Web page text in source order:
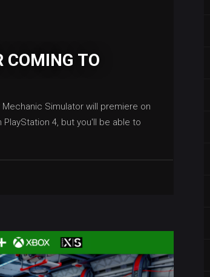
COMING TO
Simulator will premiere on
4, but you'll be able to